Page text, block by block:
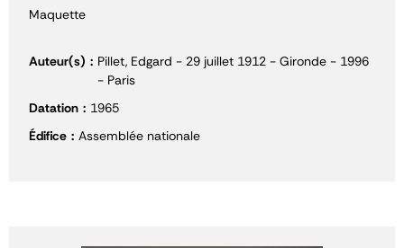
Maquette
Auteur(s)
Pillet, Edgard - 29 juillet 1912 - Gironde - 1996
- Paris
Datation
1965
Édifice
Assemblée nationale